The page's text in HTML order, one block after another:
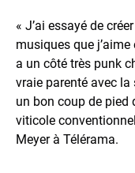
« J’ai essayé de
musiques que
a un côté très punk
vraie parenté avec
un bon coup de pied
viticole
Meyer à Télérama.